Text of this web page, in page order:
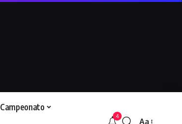
Campeonato
4
Aa